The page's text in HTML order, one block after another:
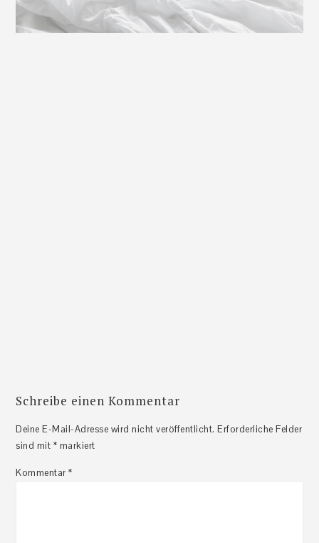
Leser-
Interaktionen
Schreibe einen Kommentar
Deine E-Mail-Adresse wird nicht veröffentlicht. Erforderliche Felder
sind mit * markiert
Kommentar*